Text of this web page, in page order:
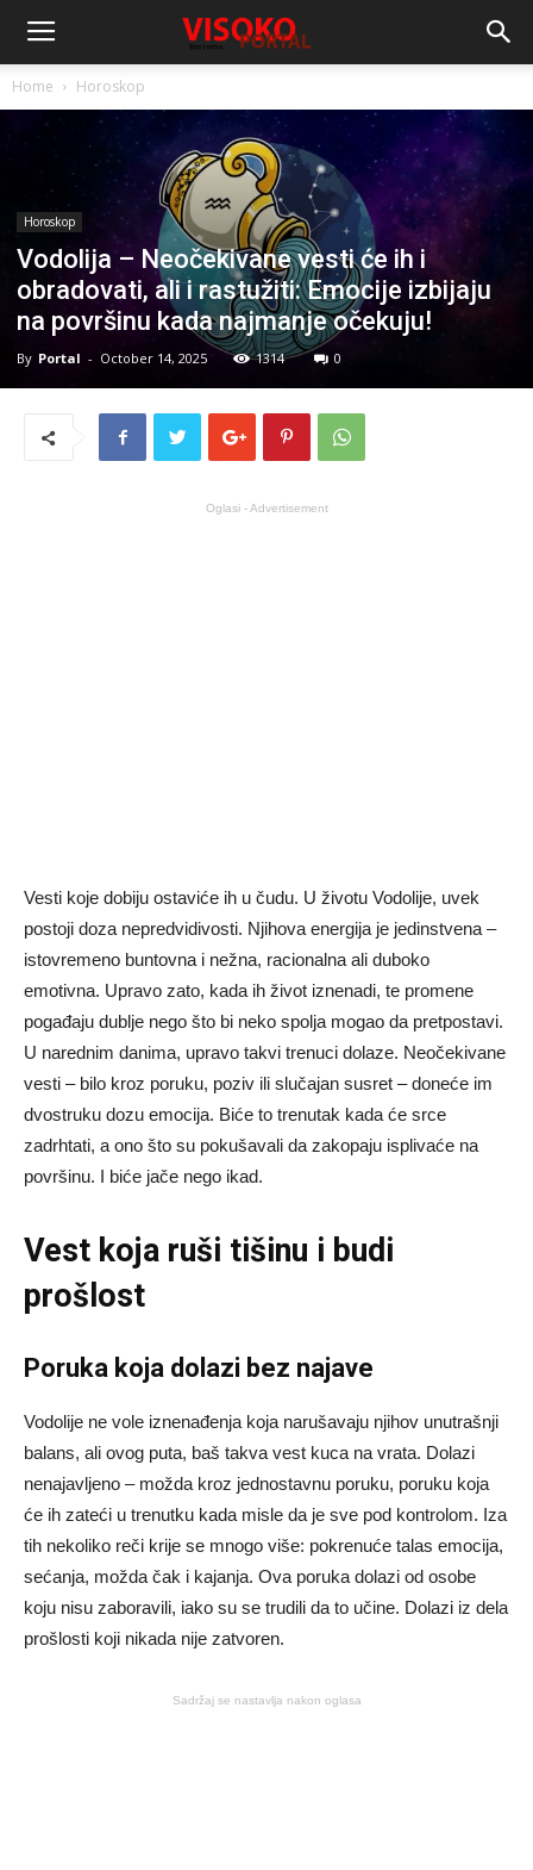
Home Horoskop
Horoskop
Vodolija – Neočekivane vesti će ih i
obradovati, ali i rastužiti: Emocije izbijaju
na površinu kada najmanje očekuju!
By Portal - October 14, 2025 1314 0
Oglasi - Advertisement
Vesti koje dobiju ostaviće ih u čudu. U životu Vodolije, uvek
postoji doza nepredvidivosti. Njihova energija je jedinstvena –
istovremeno buntovna i nežna, racionalna ali duboko
emotivna. Upravo zato, kada ih život iznenadi, te promene
pogađaju dublje nego što bi neko spolja mogao da pretpostavi.
U narednim danima, upravo takvi trenuci dolaze. Neočekivane
vesti – bilo kroz poruku, poziv ili slučajan susret – doneće im
dvostruku dozu emocija. Biće to trenutak kada će srce
zadrhtati, a ono što su pokušavali da zakopaju isplivaće na
površinu. I biće jače nego ikad.
Vest koja ruši tišinu i budi
prošlost
Poruka koja dolazi bez najave
Vodolije ne vole iznenađenja koja narušavaju njihov unutrašnji
balans, ali ovog puta, baš takva vest kuca na vrata. Dolazi
nenajavljeno – možda kroz jednostavnu poruku, poruku koja
će ih zateći u trenutku kada misle da je sve pod kontrolom. Iza
tih nekoliko reči krije se mnogo više: pokrenuće talas emocija,
sećanja, možda čak i kajanja. Ova poruka dolazi od osobe
koju nisu zaboravili, iako su se trudili da to učine. Dolazi iz dela
prošlosti koji nikada nije zatvoren.
Sadržaj se nastavlja nakon oglasa